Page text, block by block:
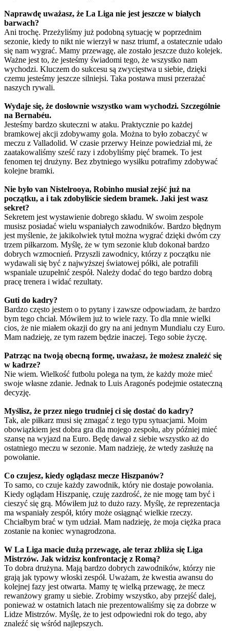
Naprawdę uważasz, że La Liga nie jest jeszcze w białych
barwach?
Ani trochę. Przeżyliśmy już podobną sytuację w poprzednim
sezonie, kiedy to nikt nie wierzył w nasz triumf, a ostatecznie udało
się nam wygrać. Mamy przewagę, ale zostało jeszcze dużo kolejek.
Ważne jest to, że jesteśmy świadomi tego, że wszystko nam
wychodzi. Kluczem do sukcesu są zwycięstwa u siebie, dzięki
czemu jesteśmy jeszcze silniejsi. Taka postawa musi przerażać
naszych rywali.
Wydaje się, że dosłownie wszystko wam wychodzi. Szczególnie
na Bernabéu.
Jesteśmy bardzo skuteczni w ataku. Praktycznie po każdej
bramkowej akcji zdobywamy gola. Można to było zobaczyć w
meczu z Valladolid. W czasie przerwy Heinze powiedział mi, że
zaatakowaliśmy sześć razy i zdobyliśmy pięć bramek. To jest
fenomen tej drużyny. Bez zbytniego wysiłku potrafimy zdobywać
kolejne bramki.
Nie było van Nistelrooya, Robinho musiał zejść już na
początku, a i tak zdobyliście siedem bramek. Jaki jest wasz
sekret?
Sekretem jest wystawienie dobrego składu. W swoim zespole
musisz posiadać wielu wspaniałych zawodników. Bardzo błędnym
jest myślenie, że jakikolwiek tytuł można wygrać dzięki dwóm czy
trzem piłkarzom. Myślę, że w tym sezonie klub dokonał bardzo
dobrych wzmocnień. Przyszli zawodnicy, którzy z początku nie
wydawali się być z najwyższej światowej półki, ale potrafili
wspaniale uzupełnić zespół. Należy dodać do tego bardzo dobrą
pracę trenera i widać rezultaty.
Guti do kadry?
Bardzo często jestem o to pytany i zawsze odpowiadam, że bardzo
bym tego chciał. Mówiłem już to wiele razy. To dla mnie wielki
cios, że nie miałem okazji do gry na ani jednym Mundialu czy Euro.
Mam nadzieję, ze tym razem będzie inaczej. Tego sobie życzę.
Patrząc na twoją obecną formę, uważasz, że możesz znaleźć się
w kadrze?
Nie wiem. Wielkość futbolu polega na tym, że każdy może mieć
swoje własne zdanie. Jednak to Luis Aragonés podejmie ostateczną
decyzję.
Myślisz, że przez niego trudniej ci się dostać do kadry?
Tak, ale piłkarz musi się zmagać z tego typu sytuacjami. Moim
obowiązkiem jest dobra gra dla mojego zespołu, aby później mieć
szansę na wyjazd na Euro. Będę dawał z siebie wszystko aż do
ostatniego meczu w sezonie. Mam nadzieję, że wtedy zasłużę na
powołanie.
Co czujesz, kiedy oglądasz mecze Hiszpanów?
To samo, co czuje każdy zawodnik, który nie dostaje powołania.
Kiedy oglądam Hiszpanię, czuję zazdrość, że nie mogę tam być i
cieszyć się grą. Mówiłem już to dużo razy. Myślę, że reprezentacja
ma wspaniały zespół, który może osiągnąć wielkie rzeczy.
Chciałbym brać w tym udział. Mam nadzieję, że moja ciężka praca
zostanie na koniec wynagrodzona.
W La Liga macie dużą przewagę, ale teraz zbliża się Liga
Mistrzów. Jak widzisz konfrontację z Romą?
To dobra drużyna. Mają bardzo dobrych zawodników, którzy nie
grają jak typowy włoski zespół. Uważam, że kwestia awansu do
kolejnej fazy jest otwarta. Mamy tę wielką przewagę, że mecz
rewanżowy gramy u siebie. Zrobimy wszystko, aby przejść dalej,
ponieważ w ostatnich latach nie prezentowaliśmy się za dobrze w
Lidze Mistrzów. Myślę, że to jest odpowiedni rok do tego, aby
znaleźć się wśród najlepszych.